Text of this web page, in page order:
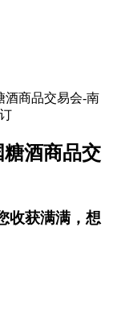
糖酒商品交
收获满满，想